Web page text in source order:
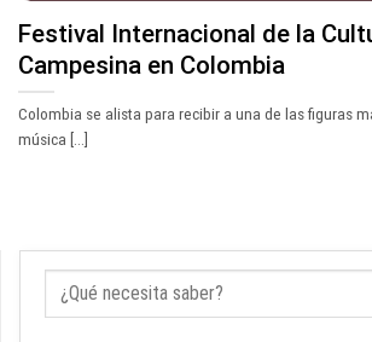
Festival Internacional de la
Campesina en Colombia
Colombia se alista para recibir a una de las figuras
música [...]